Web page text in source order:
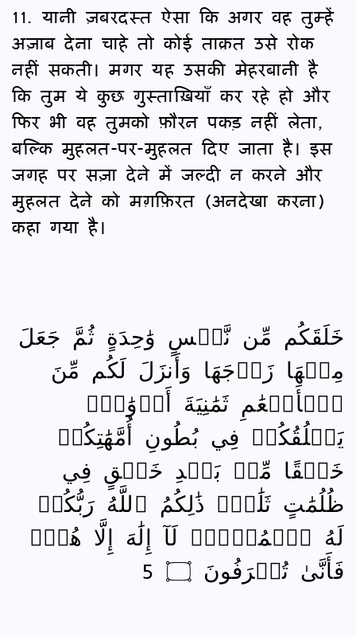
11. यानी ज़बरदस्त ऐसा कि अगर वह तुम्हें
अज़ाब देना चाहे तो कोई ताक़त उसे रोक
नहीं सकती। मगर यह उसकी मेहरबानी है
कि तुम ये कुछ गुस्ताख़ियाँ कर रहे हो और
फिर भी वह तुमको फ़ौरन पकड़ नहीं लेता,
बल्कि मुहलत-पर-मुहलत दिए जाता है। इस
जगह पर सज़ा देने में जल्दी न करने और
मुहलत देने को मग़फ़िरत (अनदेखा करना)
कहा गया है।
خَلَقَكُم مِّن نَّفۡسٍ وَٰحِدَةٍ ثُمَّ جَعَلَ
مِنۡهَا زَوۡجَهَا وَأَنزَلَ لَكُم مِّنَ
ٱلۡأَنۡعَٰمِ ثَمَٰنِيَةَ أَزۡوَٰجٍۚ
يَخۡلُقُكُمۡ فِي بُطُونِ أُمَّهَٰتِكُمۡ
خَلۡقًا مِّنۢ بَعۡدِ خَلۡقٍ فِي
ظُلُمَٰتٍ ثَلَٰثٍۚ ذَٰلِكُمُ ٱللَّهُ رَبُّكُمۡ
لَهُ ٱلۡمُلۡكُۖ لَآ إِلَٰهَ إِلَّا هُوَۖ
فَأَنَّىٰ تُصۡرَفُونَ ۝ 5